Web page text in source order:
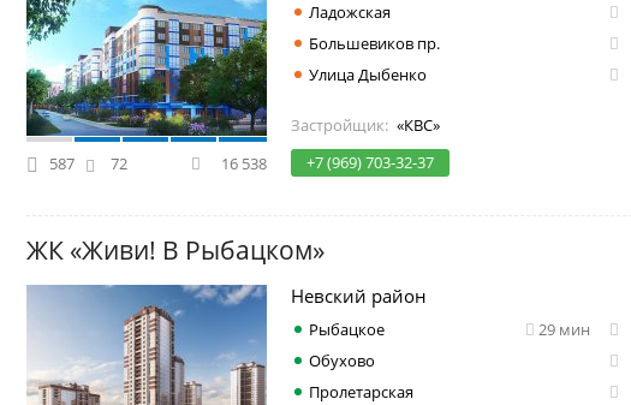
16 538
587 72
Ладожская
Большевиков пр.
Улица Дыбенко
Застройщик: «КВС»
+7 (969) 703-32-37
ЖК «Живи! В Рыбацком»
Невский район
Рыбацкое 29 мин
Обухово
Пролетарская